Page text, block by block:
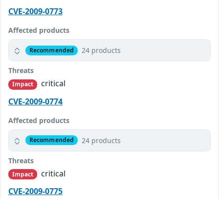
CVE-2009-0773
Affected products
Recommended 24 products
Threats
Impact
critical
CVE-2009-0774
Affected products
Recommended 24 products
Threats
Impact
critical
CVE-2009-0775